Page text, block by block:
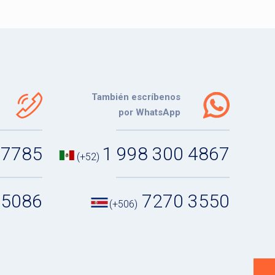
También escríbenos
por WhatsApp
(+52) 1 998 300 4867
(+506) 7270 3550